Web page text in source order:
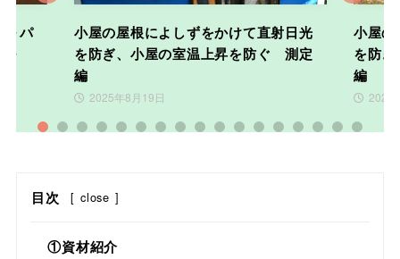
パ
小屋の屋根によしずをかけて直射日光
を防ぎ、小屋の室温上昇を防ぐ 測定
編
2025年8月19日
小屋の
を防
編
2025
1 2 3 4 5 6 7 8 9 10 11 12 13 14 15 16 17
目次 [ close ]
①資材紹介